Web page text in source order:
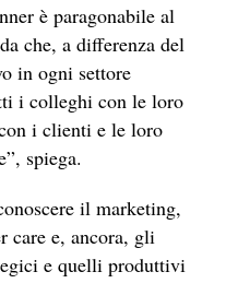
è paragonabile al
che, a differenza del
in ogni settore
i colleghi con le loro
i clienti e le loro
spiega.
il marketing,
care e, ancora, gli
e quelli produttivi